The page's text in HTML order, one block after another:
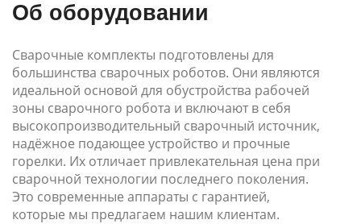
Об оборудовании
Сварочные комплекты подготовлены для
большинства сварочных роботов. Они являются
идеальной основой для обустройства рабочей
зоны сварочного робота и включают в себя
высокопроизводительный сварочный источник,
надёжное подающее устройство и прочные
горелки. Их отличает привлекательная цена при
сварочной технологии последнего поколения.
Это современные аппараты с гарантией,
которые мы предлагаем нашим клиентам.